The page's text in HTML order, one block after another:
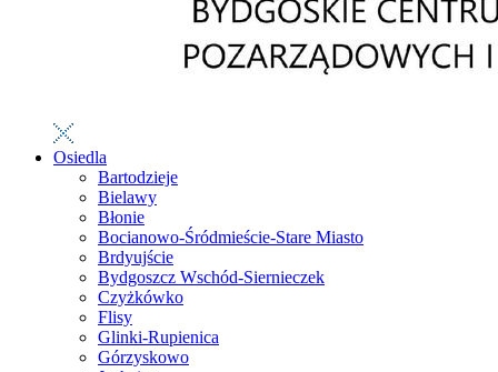
Osiedla
Bartodzieje
Bielawy
Błonie
Bocianowo-Śródmieście-Stare Miasto
Brdyujście
Bydgoszcz Wschód-Siernieczek
Czyżkówko
Flisy
Glinki-Rupienica
Górzyskowo